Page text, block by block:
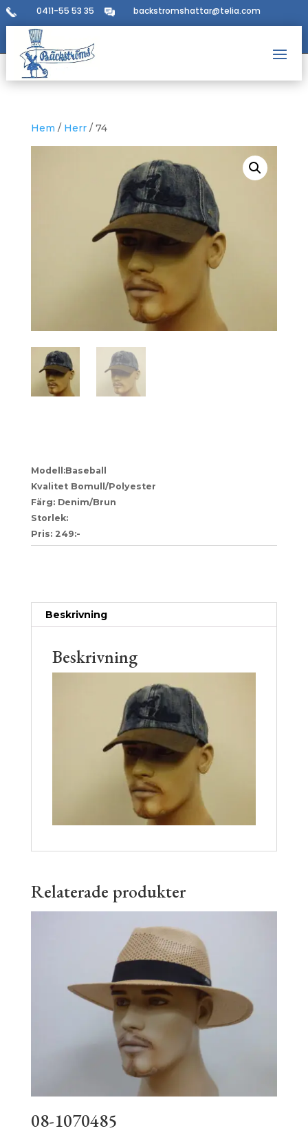
0411-55 53 35 backstromshattar@telia.com
Hem / Herr/ 74
Modell:Baseball
Kvalitet Bomull/Polyester
Färg: Denim/Brun
Storlek:
Pris: 249:-
Beskrivning
Beskrivning
Relaterade produkter
08-1070485